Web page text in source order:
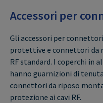
Accessori per
Gli accessori per
protettive e connettori da
RF standard. I coperchi in
hanno guarnizioni di
connettori da riposo
protezione ai cavi RF.